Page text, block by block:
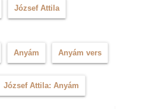
József Attila
Anyám Anyám vers
József Attila: Anyám